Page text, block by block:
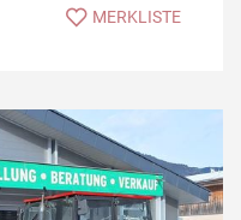
MERKLISTE